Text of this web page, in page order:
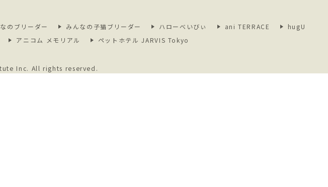
のブリーダー みんなの子猫ブリーダー ハローべいびぃ ani TERRACE
hugU
アニコム メモリアル ペットホテル JARVIS Tokyo
Inc. All rights reserved.